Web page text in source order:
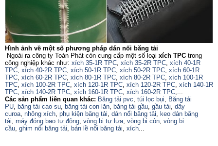
Hình ảnh về một số phương pháp dán nối băng tải
Ngoài ra công ty Toàn Phát còn cung cấp một số loại xích TPC trong
công nghiệp khác như: xích 35-1R TPC, xích 35-2R TPC, xích 40-1R
TPC, xích 40-2R TPC, xích 50-1R TPC, xích 50-2R TPC, xích 60-1R
TPC, xích 60-2R TPC, xích 80-1R TPC, xích 80-2R TPC, xích 100-1R
TPC, xích 100-2R TPC, xích 120-1R TPC, xích 120-2R TPC, xích 140-1R
TPC, xích 140-2R TPC, xích 160-1R TPC, xích 160-2R TPC,...
Các sản phẩm liên quan khác: Băng tải pvc, túi lọc bụi, Băng tải
PU, băng tải cao su, băng tải con lăn, băng tải gầu, gầu tải, dây
curoa, nhông xích, phụ kiện băng tải, dán nối băng tải, keo dán băng
tải, máy đóng bao tự động, vòng bi tự lựa, vòng bi côn, vòng bi
cầu, ghim nối băng tải, bản lề nối băng tải, xích...